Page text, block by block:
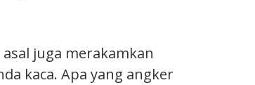
juga merakamkan
kaca. Apa yang angker